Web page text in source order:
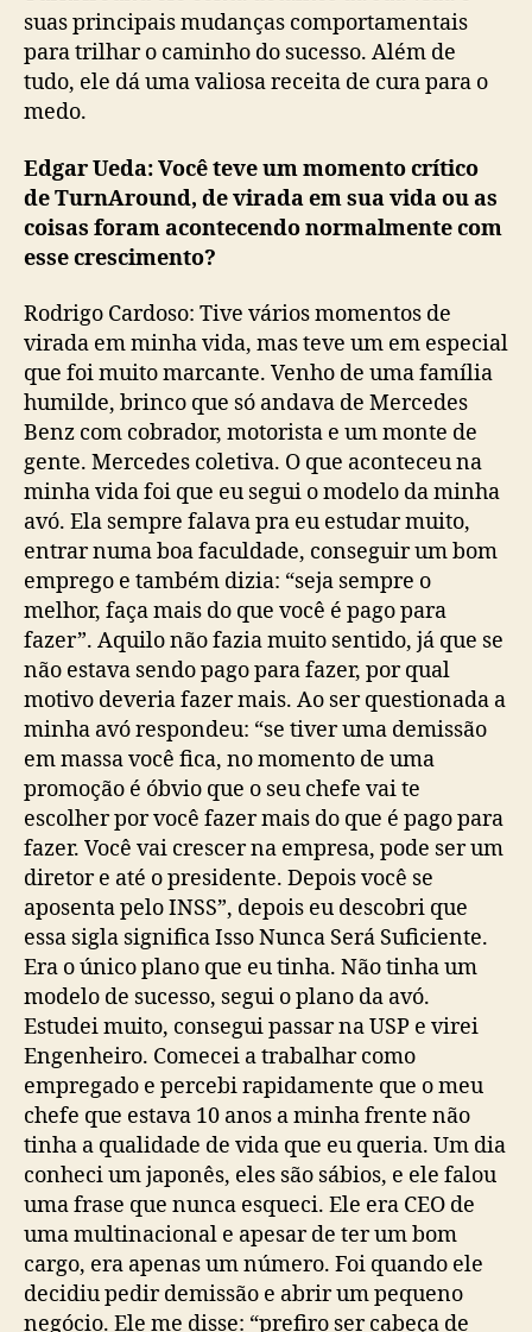
suas principais mudanças comportamentais
para trilhar o caminho do sucesso. Além de
tudo, ele dá uma valiosa receita de cura para o
medo.
Edgar Ueda: Você teve um momento crítico
de TurnAround, de virada em sua vida ou as
coisas foram acontecendo normalmente com
esse crescimento?
Rodrigo Cardoso: Tive vários momentos de
virada em minha vida, mas teve um em especial
que foi muito marcante. Venho de uma família
humilde, brinco que só andava de Mercedes
Benz com cobrador, motorista e um monte de
gente. Mercedes coletiva. O que aconteceu na
minha vida foi que eu segui o modelo da minha
avó. Ela sempre falava pra eu estudar muito,
entrar numa boa faculdade, conseguir um bom
emprego e também dizia: “seja sempre o
melhor, faça mais do que você é pago para
fazer”. Aquilo não fazia muito sentido, já que se
não estava sendo pago para fazer, por qual
motivo deveria fazer mais. Ao ser questionada a
minha avó respondeu: “se tiver uma demissão
em massa você fica, no momento de uma
promoção é óbvio que o seu chefe vai te
escolher por você fazer mais do que é pago para
fazer. Você vai crescer na empresa, pode ser um
diretor e até o presidente. Depois você se
aposenta pelo INSS”, depois eu descobri que
essa sigla significa Isso Nunca Será Suficiente.
Era o único plano que eu tinha. Não tinha um
modelo de sucesso, segui o plano da avó.
Estudei muito, consegui passar na USP e virei
Engenheiro. Comecei a trabalhar como
empregado e percebi rapidamente que o meu
chefe que estava 10 anos a minha frente não
tinha a qualidade de vida que eu queria. Um dia
conheci um japonês, eles são sábios, e ele falou
uma frase que nunca esqueci. Ele era CEO de
uma multinacional e apesar de ter um bom
cargo, era apenas um número. Foi quando ele
decidiu pedir demissão e abrir um pequeno
negócio. Ele me disse: “prefiro ser cabeça de